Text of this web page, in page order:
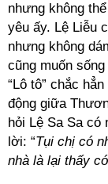
nhưng không
yêu ấy. Lệ Liễu
nhưng không
cũng muốn
“Lô tô” chắc
động giữa
hỏi Lệ Sa Sa có
lời: “Tụi chị có
nhà là lại thấy